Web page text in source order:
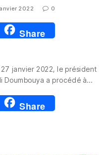
2022 0
Share
janvier 2022, le président
Doumbouya a procédé à…
Share